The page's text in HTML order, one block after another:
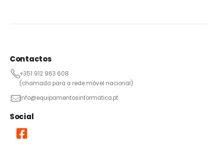
Contactos
+351 912 963 608
(chamada para a rede móvel nacional)
info@equipamentosinformatica.pt
Social